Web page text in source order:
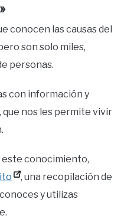
conocen las causas del
son solo miles,
personas.
con información y
que nos les permite vivir
este conocimiento,
, una recopilación de
y utilizas